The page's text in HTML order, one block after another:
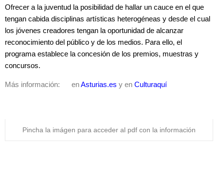
Ofrecer a la juventud la posibilidad de hallar un cauce en el que
tengan cabida disciplinas artísticas heterogéneas y desde el cual
los jóvenes creadores tengan la oportunidad de alcanzar
reconocimiento del público y de los medios. Para ello, el
programa establece la concesión de los premios, muestras y
concursos.
Más información: enAsturias.es y en Culturaquí
Pincha la imágen para acceder al pdf con la información